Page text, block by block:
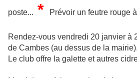
poste... * Prévoir un feutre rouge
Rendez-vous vendredi 20 janvier à
de Cambes (au dessus de la mairie).
Le club offre la galette et autres